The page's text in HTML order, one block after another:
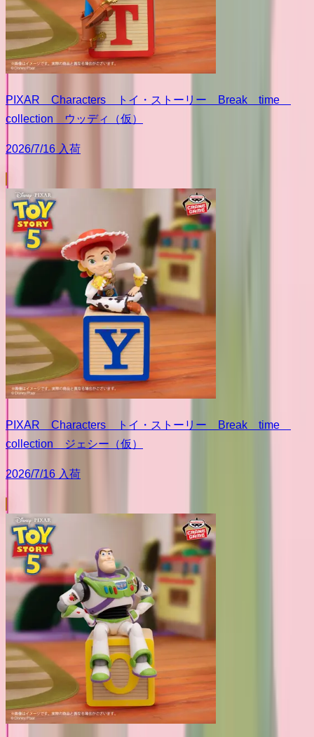
PIXAR Characters トイ・ストーリー Break time
collection ウッディ（仮）
2026/7/16 入荷
PIXAR Characters トイ・ストーリー Break time
collection ジェシー（仮）
2026/7/16 入荷